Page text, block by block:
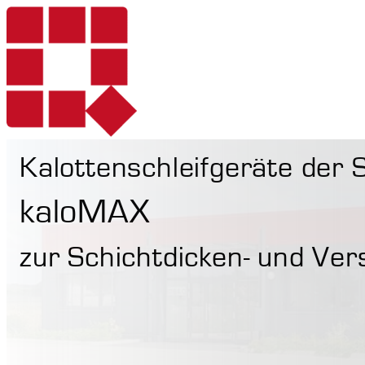
Kalottenschleifgeräte der
kaloMAX
zur Schichtdicken- und
Produkte
Dienstleistungen